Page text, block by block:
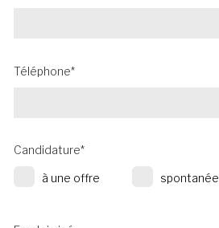
Téléphone*
Candidature*
à une offre spontanée